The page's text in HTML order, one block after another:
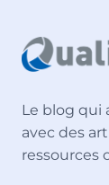
Le blog qui
avec des
ressources